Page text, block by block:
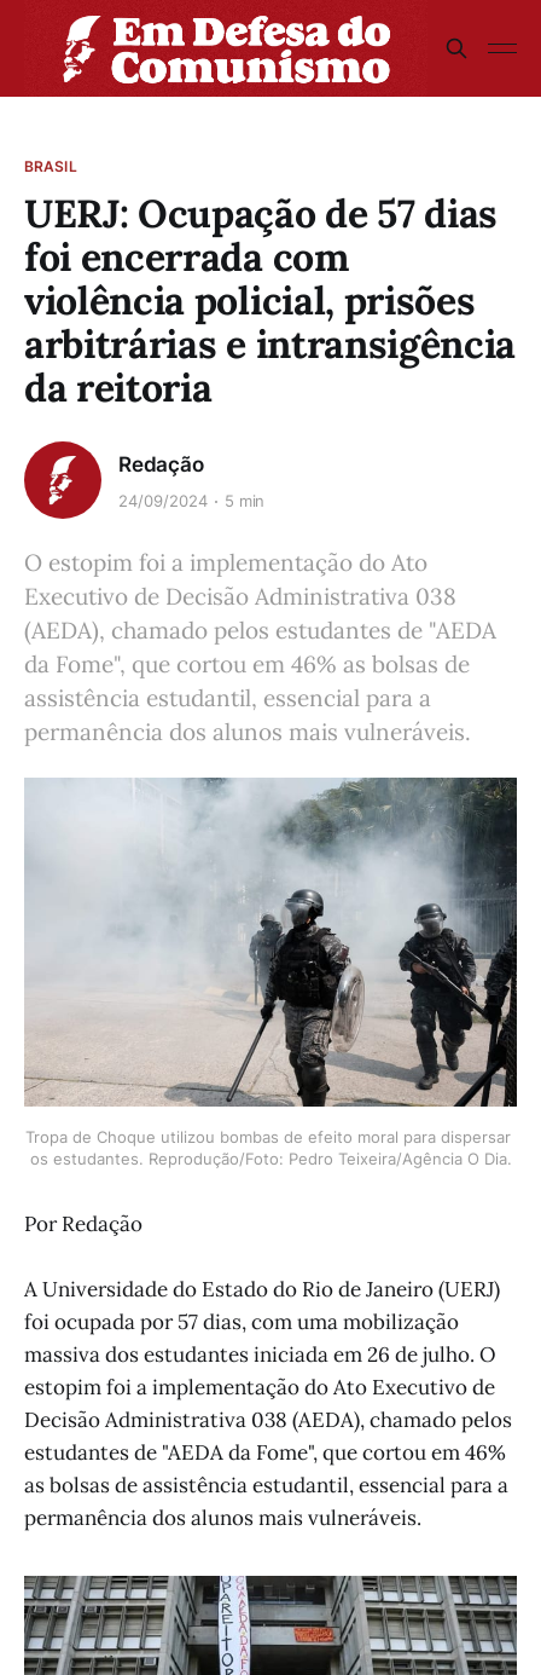
BRASIL
UERJ: Ocupação de 57 dias
foi encerrada com
violência policial, prisões
arbitrárias e intransigência
da reitoria
Redação
24/09/2024 5 min
O estopim foi a implementação do Ato
Executivo de Decisão Administrativa 038
(AEDA), chamado pelos estudantes de "AEDA
da Fome", que cortou em 46% as bolsas de
assistência estudantil, essencial para a
permanência dos alunos mais vulneráveis.
Tropa de Choque utilizou bombas de efeito moral para dispersar
os estudantes. Reprodução/Foto: Pedro Teixeira/Agência O Dia.
Por Redação
A Universidade do Estado do Rio de Janeiro (UERJ)
foi ocupada por 57 dias, com uma mobilização
massiva dos estudantes iniciada em 26 de julho. O
estopim foi a implementação do Ato Executivo de
Decisão Administrativa 038 (AEDA), chamado pelos
estudantes de "AEDA da Fome", que cortou em 46%
as bolsas de assistência estudantil, essencial para a
permanência dos alunos mais vulneráveis.